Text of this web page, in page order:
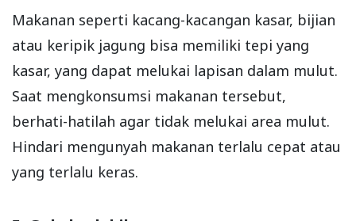
Makanan seperti kacang-kacangan kasar, bijian
atau keripik jagung bisa memiliki tepi yang
kasar, yang dapat melukai lapisan dalam mulut.
Saat mengkonsumsi makanan tersebut,
berhati-hatilah agar tidak melukai area mulut.
Hindari mengunyah makanan terlalu cepat atau
yang terlalu keras.